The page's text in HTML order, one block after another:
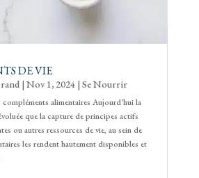
DE VIE
| Nov 1, 2024| Se Nourrir
alimentaires Aujourd’hui la
que la capture de principes actifs
ou autres ressources de vie, au sein de
les rendent hautement disponibles et